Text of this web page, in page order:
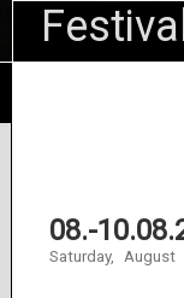
08.-
Saturday, August